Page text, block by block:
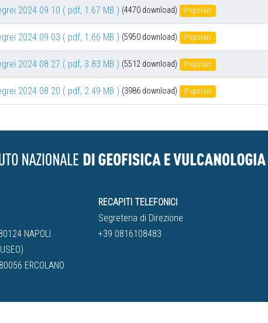
2024 09 10 ( pdf, 1.67 MB ) (4470 download) Popolari
2024 09 03 ( pdf, 1.66 MB ) (5950 download) Popolari
2024 08 27 ( pdf, 3.83 MB ) (5512 download) Popolari
2024 08 20 ( pdf, 2.49 MB ) (3986 download) Popolari
NAPOLI
ERCOLANO
RECAPITI TELEFONICI
Segreteria di Direzione
+39 0816108483